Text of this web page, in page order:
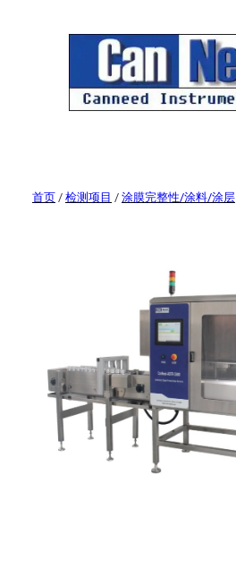
首页 / 检测项目 / 涂膜完整性/涂料/涂层